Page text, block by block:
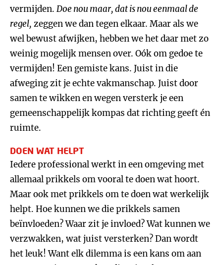
vermijden. Doe nou maar, dat is nou eenmaal de
regel, zeggen we dan tegen elkaar. Maar als we
wel bewust afwijken, hebben we het daar met zo
weinig mogelijk mensen over. Oók om gedoe te
vermijden! Een gemiste kans. Juist in die
afweging zit je echte vakmanschap. Juist door
samen te wikken en wegen versterk je een
gemeenschappelijk kompas dat richting geeft én
ruimte.
DOEN WAT HELPT
Iedere professional werkt in een omgeving met
allemaal prikkels om vooral te doen wat hoort.
Maar ook met prikkels om te doen wat werkelijk
helpt. Hoe kunnen we die prikkels samen
beïnvloeden? Waar zit je invloed? Wat kunnen we
verzwakken, wat juist versterken? Dan wordt
het leuk! Want elk dilemma is een kans om aan